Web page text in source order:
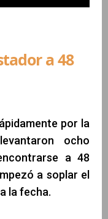
a 48
por la
ocho
a 48
a soplar el
la fecha.